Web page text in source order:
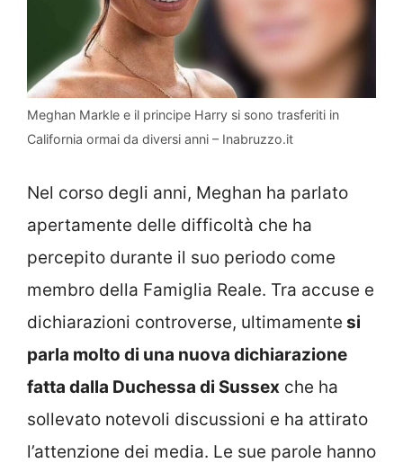
Meghan Markle e il principe Harry si sono trasferiti in
California ormai da diversi anni – Inabruzzo.it
Nel corso degli anni, Meghan ha parlato
apertamente delle difficoltà che ha
percepito durante il suo periodo come
membro della Famiglia Reale. Tra accuse e
dichiarazioni controverse, ultimamente si
parla molto di una nuova dichiarazione
fatta dalla Duchessa di Sussex che ha
sollevato notevoli discussioni e ha attirato
l’attenzione dei media. Le sue parole hanno